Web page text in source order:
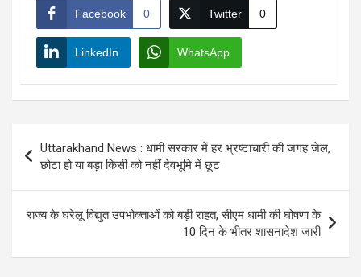
Facebook 0 Twitter 0
LinkedIn WhatsApp
navigation
Uttarakhand News : धामी सरकार में हर भ्रष्टाचारी की जगह जेल,
छोटा हो या बड़ा किसी को नहीं देवभूमि में छूट
राज्य के घरेलू विद्युत उपभोक्ताओं को बड़ी राहत, सीएम धामी की घोषणा के
10 दिन के भीतर शासनादेश जारी